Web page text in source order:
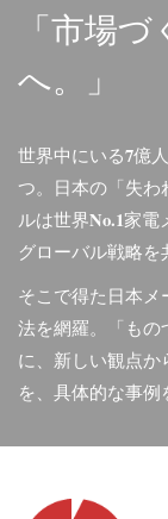
「市場
へ。」
世界中にいる7億
つ。日本の「失わ
ルは世界No.1家
グローバル戦略を
そこで得た日本
法を網羅。「も
に、新しい観点か
を、具体的な事例